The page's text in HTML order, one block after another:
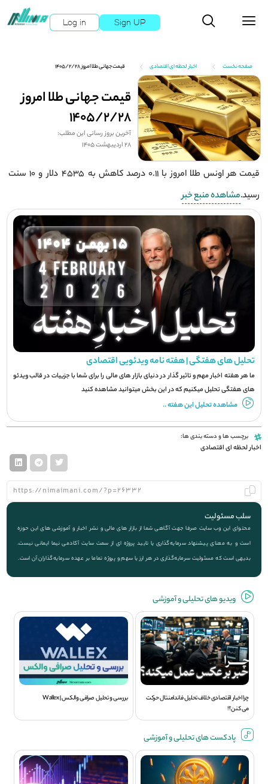
Log in Sign UP
صفحه نخست اخبار لحظه ای اقتصادی قیمت جهانی طلا امروز ۱۴۰۵/۲/۲۸
قیمت جهانی طلا امروز
۱۴۰۵/۲/۲۸
آخرین بروز رسانی این مطلب:
28 اردیبهشت 1405
قیمت هر اونس طلا امروز با ۰.۱۱ درصد کاهش به ۴۵۳۵ دلار و ۱۰ سنت
رسید.مشاهده منبع خبر
تحلیل های هفتگی | هفته نامه ویدئویی اقتصادی
ما هر هفته اخبار مهم و تاثیر گذار در دنیای بازار های مالی را برای شما با جزيیات در قالب ویدئو
های هفتگی تحلیل میکنیم که در این بخش میتوانید مشاهده کنید
مشاهده تحلیل این هفته ..
برچسب ها و دسته بندی ها:
اخبار لحظه ای اقتصادی
سلب مسئولیت
محتوای این وب سایت صرفا جهت آگاهی شما از بازار های مالی و نشر اخبار و آموزشی های این حوزه
است و به معنای پیشنهاد سرمایه‌گذاری یا تایید پروژه ای از سمت سایت آکادمی نیما ایمانی نیست.
بدیهی است که مسئولیت سرمایه‌گذاری در هر ارز یا سهم و پروژه تماما بر عهده سرمایه‌گذاران آن است.
ویديو های تحلیلی و آموزشی
چرا اخبار اقتصادی خلاف تحلیل فاندامنتال حرکت
می کنن؟!
بررسی و تحلیل صرافی والکس | Wallex
پادکست های تحلیلی و آموزشی